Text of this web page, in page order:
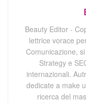
Beauty Editor -
lettrice vorace
Comunicazione,
Strategy e
internazionali.
dedicate a make
ricerca del